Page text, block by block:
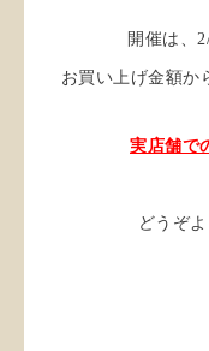
開催は、
お買い上げ金額か
実店舗で
どうぞ